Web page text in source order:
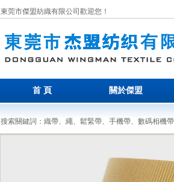
東莞市傑盟紡織有限公司歡迎您！
首 頁 關於傑盟
搜索關鍵詞：織帶、繩、鬆緊帶、手機帶、數碼相機